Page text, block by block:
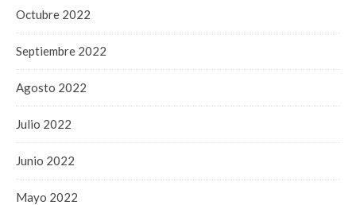
Octubre 2022
Septiembre 2022
Agosto 2022
Julio 2022
Junio 2022
Mayo 2022